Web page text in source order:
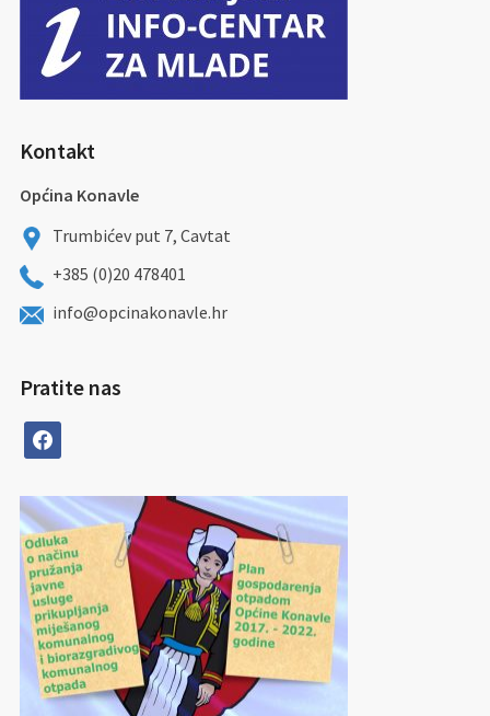
Kontakt
Općina Konavle
Trumbićev put 7, Cavtat
+385 (0)20 478401
info@opcinakonavle.hr
Pratite nas
facebook